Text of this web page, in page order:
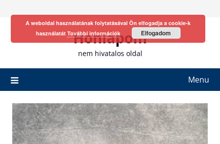
Honlapom
nem hivatalos oldal
Menu
A weboldal használatának folytatásával Ön elfogadja a cookie-k
használatát További információk Elfogadom